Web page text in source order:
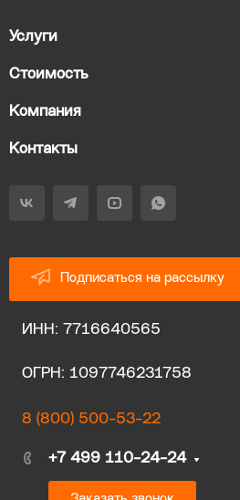
Услуги
Стоимость
Компания
Контакты
Подписаться на рассылку
ИНН: 7716640565
ОГРН: 1097746231758
8 (800) 500-53-22
+7 499 110-24-24